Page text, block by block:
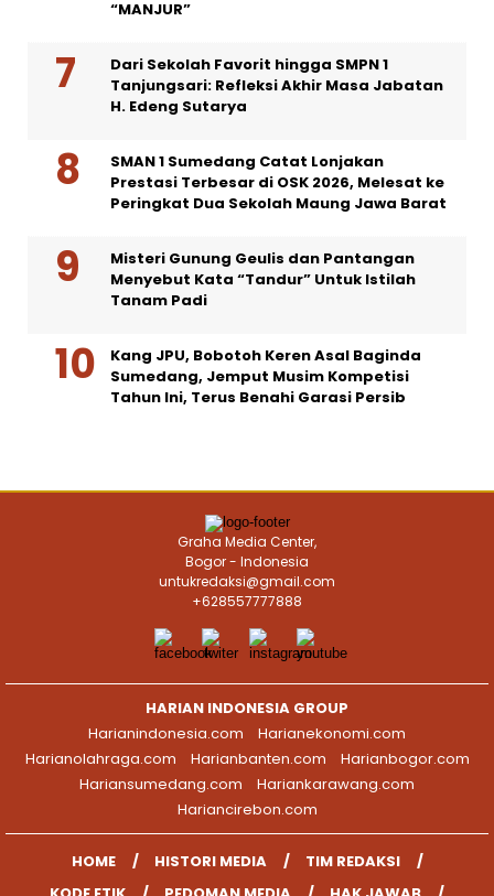
“MANJUR”
Dari Sekolah Favorit hingga SMPN 1
Tanjungsari: Refleksi Akhir Masa Jabatan
H. Edeng Sutarya
SMAN 1 Sumedang Catat Lonjakan
Prestasi Terbesar di OSK 2026, Melesat ke
Peringkat Dua Sekolah Maung Jawa Barat
Misteri Gunung Geulis dan Pantangan
Menyebut Kata “Tandur” Untuk Istilah
Tanam Padi
Kang JPU, Bobotoh Keren Asal Baginda
Sumedang, Jemput Musim Kompetisi
Tahun Ini, Terus Benahi Garasi Persib
Graha Media Center,
Bogor - Indonesia
untukredaksi@gmail.com
+628557777888
HARIAN INDONESIA GROUP
Harianindonesia.com
Harianekonomi.com
Harianolahraga.com
Harianbanten.com
Harianbogor.com
Hariansumedang.com
Hariankarawang.com
Hariancirebon.com
HOME HISTORI MEDIA
TIM REDAKSI